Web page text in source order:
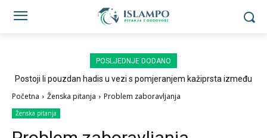
POSLJEDNJE DODANO
Postoji li pouzdan hadis u vezi s pomjeranjem kažiprsta između
Početna Ženska pitanja Problem zaboravljanja
Ženska pitanja